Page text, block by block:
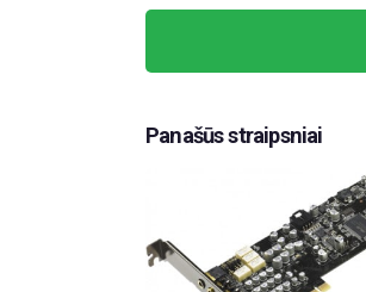
Panašūs straipsniai